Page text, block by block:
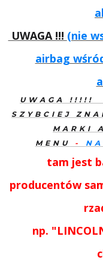
UWAGA !!! (nie
airbag
UWAGA !!!!!
SZYBCIEJ
MARKI
MENU
-
tam jest
producentów
np.